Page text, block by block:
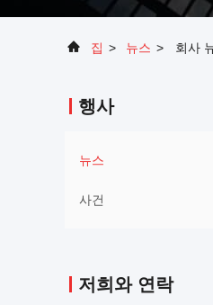
집 > 뉴스 > 회사
행사
뉴스
사건
저희와 연락